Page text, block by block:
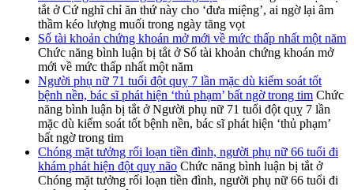
tắt ở Cứ nghĩ chỉ ăn thứ này cho ‘đưa miệng’, ai ngờ lại âm
thầm kéo lượng muối trong ngày tăng vọt
Số tài khoản chứng khoán mở mới về mức thấp nhất một năm
Chức năng bình luận bị tắt ở Số tài khoản chứng khoán mở
mới về mức thấp nhất một năm
Người phụ nữ 71 tuổi đột quỵ 7 lần mặc dù kiểm soát tốt
bệnh nền, bác sĩ phát hiện ‘thủ phạm’ bất ngờ trong tim Chức
năng bình luận bị tắt ở Người phụ nữ 71 tuổi đột quỵ 7 lần
mặc dù kiểm soát tốt bệnh nền, bác sĩ phát hiện ‘thủ phạm’
bất ngờ trong tim
Chóng mặt tưởng rối loạn tiền đình, người phụ nữ 66 tuổi đi
khám phát hiện đột quỵ não Chức năng bình luận bị tắt ở
Chóng mặt tưởng rối loạn tiền đình, người phụ nữ 66 tuổi đi